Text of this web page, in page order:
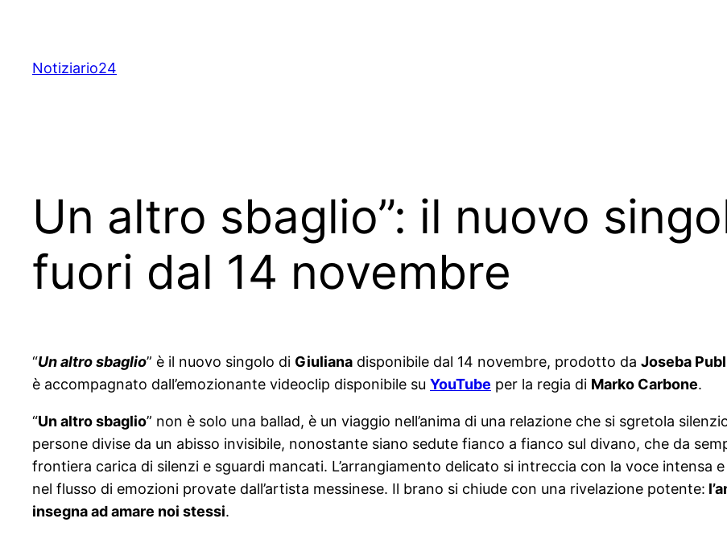
content
Notiziario24
Un altro sbaglio”: il nuovo
fuori dal 14 novembre
“Un altro sbaglio” è il nuovo singolo di Giuliana disponibile dal 14 novembre, prodotto da Joseba
è accompagnato dall’emozionante videoclip disponibile su YouTube per la regia di Marko Carbone.
“Un altro sbaglio” non è solo una ballad, è un viaggio nell’anima di una relazione che si sgretola
persone divise da un abisso invisibile, nonostante siano sedute fianco a fianco sul divano, che da
frontiera carica di silenzi e sguardi mancati. L’arrangiamento delicato si intreccia con la voce intensa
nel flusso di emozioni provate dall’artista messinese. Il brano si chiude con una rivelazione potente:
insegna ad amare noi stessi.